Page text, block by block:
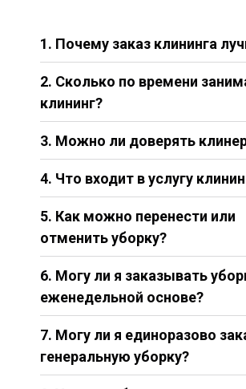
1. Почему заказ клининга
2. Сколько по времени
клининг?
3. Можно ли доверять
4. Что входит в услугу
5. Как можно перенести или
отменить уборку?
6. Могу ли я заказывать
еженедельной основе?
7. Могу ли я единоразово
генеральную уборку?